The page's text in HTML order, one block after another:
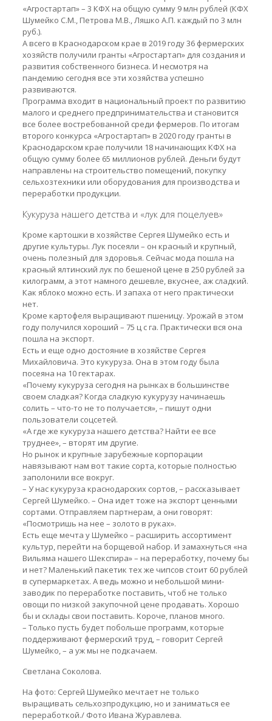
«Агростартап» – 3 КФХ на общую сумму 9 млн рублей (КФХ
Шумейко С.М., Петрова М.В., Ляшко А.П. каждый по 3 млн
руб.).
А всего в Краснодарском крае в 2019 году 36 фермерских
хозяйств получили гранты «Агростартап» для создания и
развития собственного бизнеса. И несмотря на
пандемию сегодня все эти хозяйства успешно
развиваются.
Программа входит в национальный проект по развитию
малого и среднего предпринимательства и становится
все более востребованной среди фермеров. По итогам
второго конкурса «Агростартап» в 2020 году гранты в
Краснодарском крае получили 18 начинающих КФХ на
общую сумму более 65 миллионов рублей. Деньги будут
направлены на строительство помещений, покупку
сельхозтехники или оборудования для производства и
переработки продукции.
Кукуруза нашего детства и «лук для поцелуев»
Кроме картошки в хозяйстве Сергея Шумейко есть и
другие культуры. Лук посеяли – он красный и крупный,
очень полезный для здоровья. Сейчас мода пошла на
красный ялтинский лук по бешеной цене в 250 рублей за
килограмм, а этот намного дешевле, вкуснее, аж сладкий.
Как яблоко можно есть. И запаха от него практически
нет.
Кроме картофеля выращивают пшеницу. Урожай в этом
году получился хороший – 75 ц с га. Практически вся она
пошла на экспорт.
Есть и еще одно достояние в хозяйстве Сергея
Михайловича. Это кукуруза. Она в этом году была
посеяна на 10 гектарах.
«Почему кукуруза сегодня на рынках в большинстве
своем сладкая? Когда сладкую кукурузу начинаешь
солить – что-то не то получается», – пишут одни
пользователи соцсетей.
«А где же кукуруза нашего детства? Найти ее все
труднее», – вторят им другие.
Но рынок и крупные зарубежные корпорации
навязывают нам вот такие сорта, которые полностью
заполонили все вокруг.
– У нас кукуруза краснодарских сортов, – рассказывает
Сергей Шумейко. – Она идет тоже на экспорт ценными
сортами. Отправляем партнерам, а они говорят:
«Посмотришь на нее – золото в руках».
Есть еще мечта у Шумейко – расширить ассортимент
культур, перейти на борщевой набор. И замахнуться «на
Вильяма нашего Шекспира» – на переработку, почему бы
и нет? Маленький пакетик тех же чипсов стоит 60 рублей
в супермаркетах. А ведь можно и небольшой мини-
заводик по переработке поставить, чтоб не только
овощи по низкой закупочной цене продавать. Хорошо
бы и склады свои поставить. Короче, планов много.
– Только пусть будет побольше программ, которые
поддерживают фермерский труд, – говорит Сергей
Шумейко, – а уж мы не подкачаем.
Светлана Соколова.
На фото: Сергей Шумейко мечтает не только
выращивать сельхозпродукцию, но и заниматься ее
переработкой./ Фото Ивана Журавлева.